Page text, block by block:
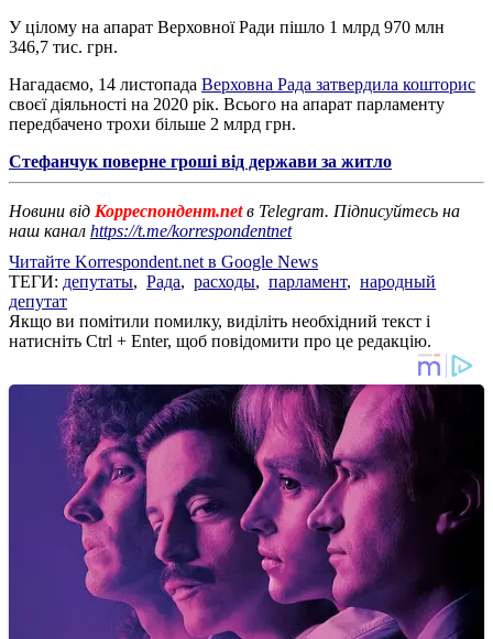
У цілому на апарат Верховної Ради пішло 1 млрд 970 млн
346,7 тис. грн.
Нагадаємо, 14 листопада Верховна Рада затвердила кошторис
своєї діяльності на 2020 рік. Всього на апарат парламенту
передбачено трохи більше 2 млрд грн.
Стефанчук поверне гроші від держави за житло
Новини від Корреспондент.netв Telegram. Підписуйтесь на
наш канал https://t.me/korrespondentnet
Читайте Korrespondent.net в Google News
ТЕГИ: депутаты, Рада, расходы, парламент, народный
депутат
Якщо ви помітили помилку, виділіть необхідний текст і
натисніть Ctrl + Enter, щоб повідомити про це редакцію.